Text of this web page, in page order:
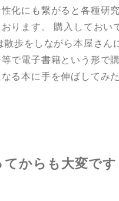
化にも繋がると各種研
ります。 購入してお
歩をしながら本屋さ
で電子書籍という形
る本に手を伸ばしてみ
からも大変です